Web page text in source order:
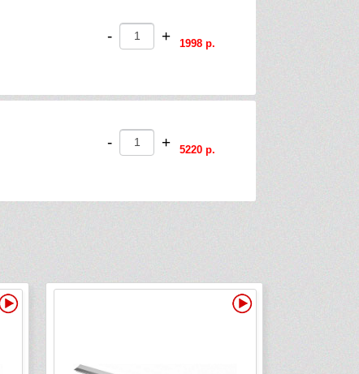
- + 1998 р.
- + 5220 р.